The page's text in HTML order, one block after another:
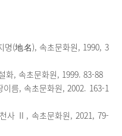
명(地名), 속초문화원, 1990, 3
화, 속초문화원, 1999. 83-88
름, 속초문화원, 2002. 163-1
사 Ⅱ, 속초문화원, 2021, 79-